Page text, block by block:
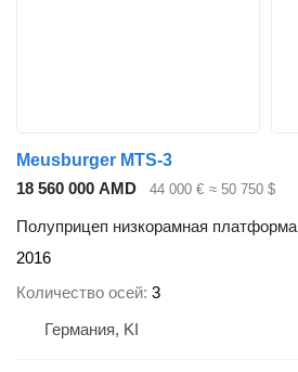
Meusburger MTS-3
18 560 000 AMD
44 000 € ≈ 50 750 $
Полуприцеп низкорамная платформа
2016
Количество осей 3
Германия, KI